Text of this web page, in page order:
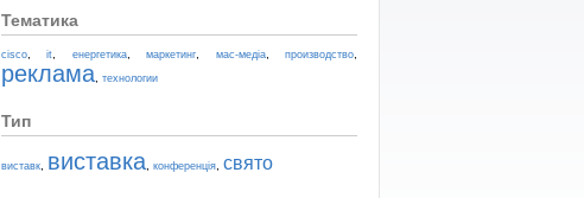
Тематика
cisco ,it енергетика,маркетинг мас-медіа,производство
реклама технологии
Тип
виставк виставка конференція свято